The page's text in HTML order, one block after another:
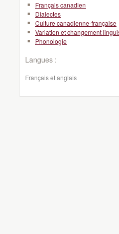
Français canadien
Dialectes
Culture canadienne-française
Variation et changement
Phonologie
Langues :
Français et anglais